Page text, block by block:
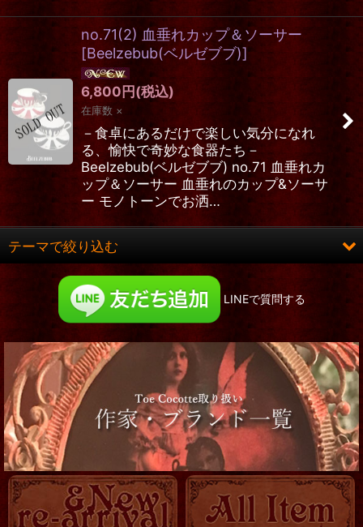
no.71(2) 血垂れカップ＆ソーサー
[Beelzebub(ベルゼブブ)]
6,800円(税込)
在庫数 ×
－食卓にあるだけで楽しい気分になれ
る、愉快で奇妙な食器たち－
Beelzebub(ベルゼブブ) no.71 血垂れカ
ップ＆ソーサー 血垂れのカップ&ソーサ
ー モノトーンでお洒…
テーマで絞り込む
ロング&ヒット
コルセット
靴
服飾小物
帽子他
ロマ傘
LINEで質問する